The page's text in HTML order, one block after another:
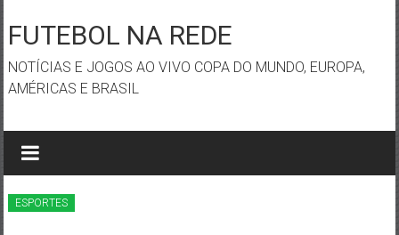
to
content
FUTEBOL NA REDE
NOTÍCIAS E JOGOS AO VIVO COPA DO MUNDO, EUROPA,
AMÉRICAS E BRASIL
ESPORTES